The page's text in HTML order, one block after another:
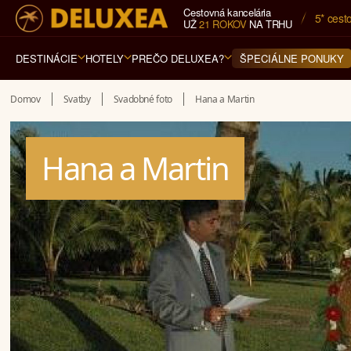
Cestovná kancelária
UŽ21 ROKOVNA TRHU 5*
DESTINÁCIE HOTELY PREČO DELUXEA? ŠPECIÁLNE PONUKY
Domov Svatby Svadobné foto Hana a Martin
Hana a Martin